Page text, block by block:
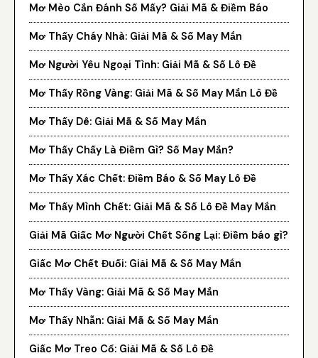
Mơ Mèo Cắn Đánh Số Mấy? Giải Mã & Điềm Báo
Mơ Thấy Cháy Nhà: Giải Mã & Số May Mắn
Mơ Người Yêu Ngoại Tình: Giải Mã & Số Lô Đề
Mơ Thấy Rồng Vàng: Giải Mã & Số May Mắn Lô Đề
Mơ Thấy Dê: Giải Mã & Số May Mắn
Mơ Thấy Chấy Là Điềm Gì? Số May Mắn?
Mơ Thấy Xác Chết: Điềm Báo & Số May Lô Đề
Mơ Thấy Mình Chết: Giải Mã & Số Lô Đề May Mắn
Giải Mã Giấc Mơ Người Chết Sống Lại: Điềm báo gì?
Giấc Mơ Chết Đuối: Giải Mã & Số May Mắn
Mơ Thấy Vàng: Giải Mã & Số May Mắn
Mơ Thấy Nhẫn: Giải Mã & Số May Mắn
Giấc Mơ Treo Cổ: Giải Mã & Số Lô Đề